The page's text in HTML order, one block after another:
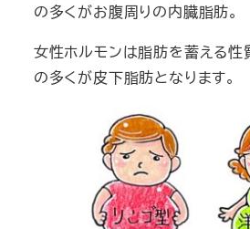
の多くがお腹周りの内臓脂肪。
女性ホルモンは脂肪を蓄える
の多くが皮下脂肪となります。